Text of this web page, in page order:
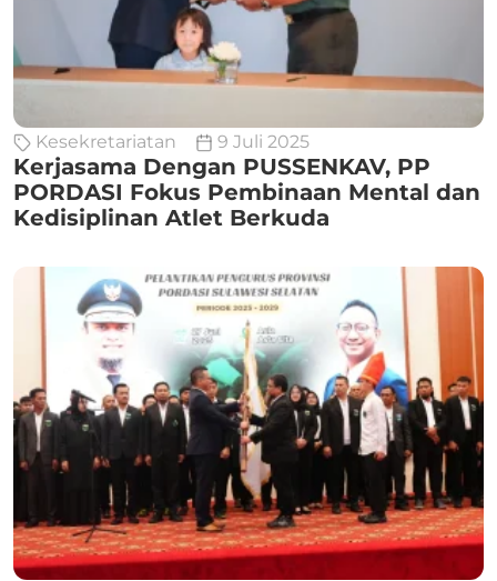
Kesekretariatan 9 Juli 2025
Kerjasama Dengan PUSSENKAV, PP
PORDASI Fokus Pembinaan Mental dan
Kedisiplinan Atlet Berkuda